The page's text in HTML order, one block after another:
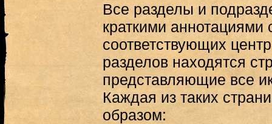
Все разделы и
краткими аннотациями
соответствующих
разделов находятся
представляющие все
Каждая из таких
образом: